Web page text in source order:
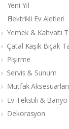
Yeni Yıl
Elektrikli Ev Aletleri
Yemek & Kahvaltı
Çatal Kaşık Bıçak
Pişirme
Servis & Sunum
Mutfak Aksesuarları
Ev Tekstili & Banyo
Dekorasyon